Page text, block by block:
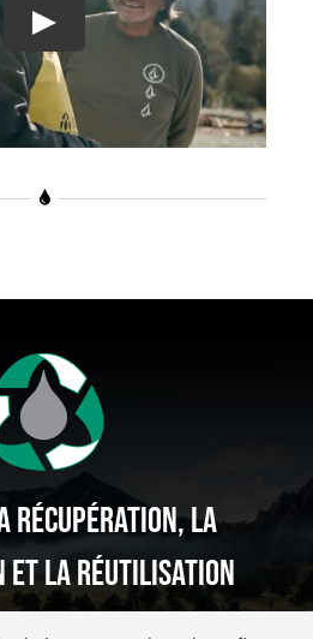
Récupération, La
La Réutilisation
Et Glycol